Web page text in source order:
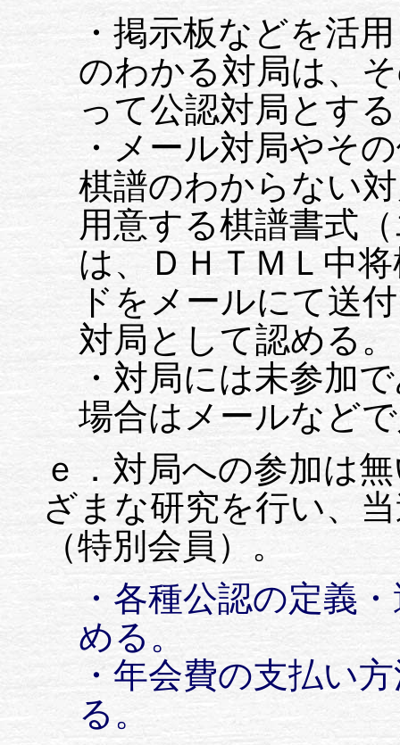
・掲示板などを活
のわかる対局は、
って公認対局とす
・メール対局やそ
棋譜のわからない
用意する棋譜書式
は、ＤＨＴＭＬ中
ドをメールにて送
対局として認める。
・対局には未参加
場合はメールなど
ｅ．対局への参加は
ざまな研究を行い、
（特別会員）。
・各種公認の定義
める。
・年会費の支払い
る。